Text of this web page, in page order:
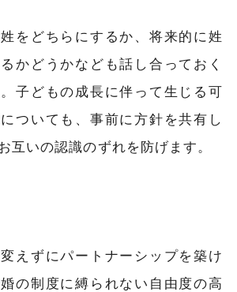
をどちらにするか、将来的に姓
かどうかなども話し合っておく
子どもの成長に伴って生じる可
ついても、事前に方針を共有し
互いの認識のずれを防げます。
えずにパートナーシップを築け
の制度に縛られない自由度の高